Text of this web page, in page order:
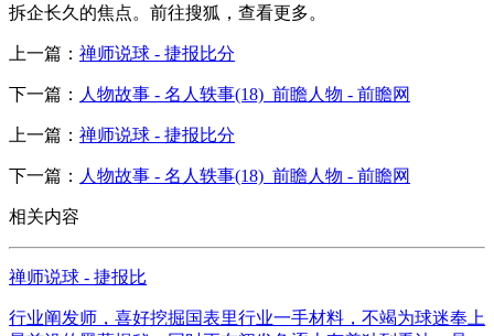
拆企长久的焦点。前往搜狐，查看更多。
上一篇： 禅师说球 - 捷报比分
下一篇： 人物故事 - 名人轶事(18)_前瞻人物 - 前瞻网
上一篇： 禅师说球 - 捷报比分
下一篇： 人物故事 - 名人轶事(18)_前瞻人物 - 前瞻网
相关内容
禅师说球 - 捷报比
行业阐发师，喜好挖掘国表里行业一手材料，不竭为球迷奉上